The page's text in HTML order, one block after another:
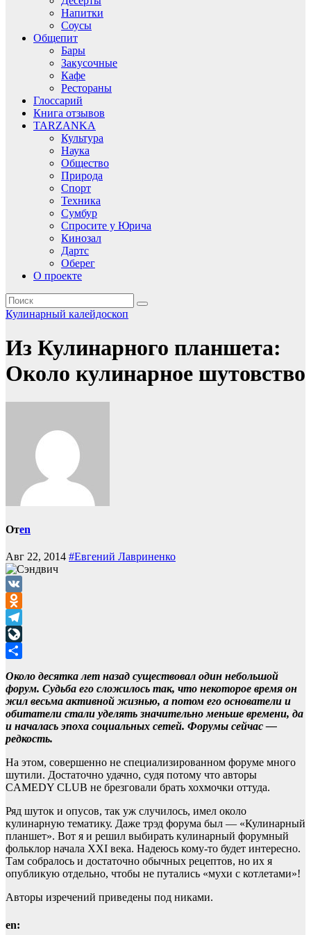
Напитки
Соусы
Общепит
Бары
Закусочные
Кафе
Рестораны
Глоссарий
Книга отзывов
TARZANKA
Культура
Наука
Общество
Природа
Спорт
Техника
Сумбур
Спросите у Юрича
Кинозал
Дартс
Оберег
О проекте
Кулинарный калейдоскоп
Из Кулинарного планшета:
Около кулинарное шутовство
Отen
Авг 22, 2014 #Евгений Лавриненко
VK
Odnoklassniki
Telegram
LiveJournal
Около десятка лет назад существовал один небольшой
форум. Судьба его сложилось так, что некоторое время он
жил весьма активной жизнью, а потом его основатели и
обитатели стали уделять значительно меньше времени, да
и началась эпоха социальных сетей. Форумы сейчас —
редкость.
На этом, совершенно не специализированном форуме много
шутили. Достаточно удачно, судя потому что авторы
CAMEDY CLUB не брезговали брать хохмочки оттуда.
Ряд шуток и опусов, так уж случилось, имел около
кулинарную тематику. Даже трэд форума был — «Кулинарный
планшет». Вот я и решил выбирать кулинарный форумный
фольклор начала XXI века. Надеюсь кому-то будет интересно.
Там собралось и достаточно обычных рецептов, но их я
опубликую отдельно, чтобы не путались «мухи с котлетами»!
Авторы изречений приведены под никами.
en: